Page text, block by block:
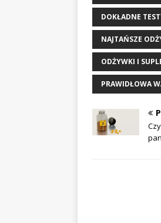
DOKŁADNE
NAJTAŃSZE
ODŻYWKI I
PRAWIDŁOWA